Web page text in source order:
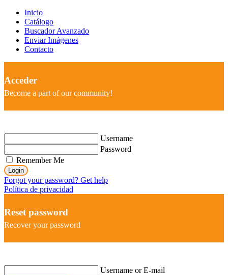
Inicio
Catálogo
Buscador Avanzado
Enviar Imágenes
Contacto
Acceder
Become a part of our community!
Username
Password
Remember Me
Login
Forgot your password? Get help
Política de privacidad
Reset password
Recover your password
Username or E-mail